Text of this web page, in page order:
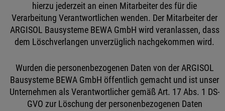
hierzu jederzeit an einen Mitarbeiter des für die
Verarbeitung Verantwortlichen wenden. Der Mitarbeiter der
ARGISOL Bausysteme BEWA GmbH wird veranlassen, dass
dem Löschverlangen unverzüglich nachgekommen wird.
Wurden die personenbezogenen Daten von der ARGISOL
Bausysteme BEWA GmbH öffentlich gemacht und ist unser
Unternehmen als Verantwortlicher gemäß Art. 17 Abs. 1 DS-
GVO zur Löschung der personenbezogenen Daten